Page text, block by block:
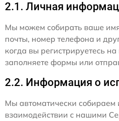
2.1. Личная
Мы можем собирать ваше
почты, номер телефона и
когда вы регистрируетесь
заполняете формы или
2.2. Информация о
Мы автоматически
взаимодействии с нашими